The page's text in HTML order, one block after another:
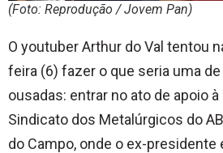
(Foto: Reprodução / Jovem Pan)
O youtuber Arthur do Val tentou
feira (6) fazer o que seria uma
ousadas: entrar no ato de apoio
Sindicato dos Metalúrgicos do
do Campo, onde o ex-